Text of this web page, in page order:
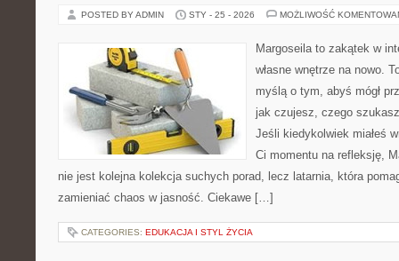
POSTED BY ADMIN STY - 25 - 2026 MOŻLIWOŚĆ
Margoseila to zakątek w
własne wnętrze na nowo.
myślą o tym, abyś mógł
jak czujesz, czego
Jeśli kiedykolwiek miałeś
Ci momentu na refleksję,
nie jest kolejna kolekcja suchych porad, lecz latarnia, która
zamieniać chaos w jasność. Ciekawe […]
CATEGORIES: EDUKACJA I STYL ŻYCIA